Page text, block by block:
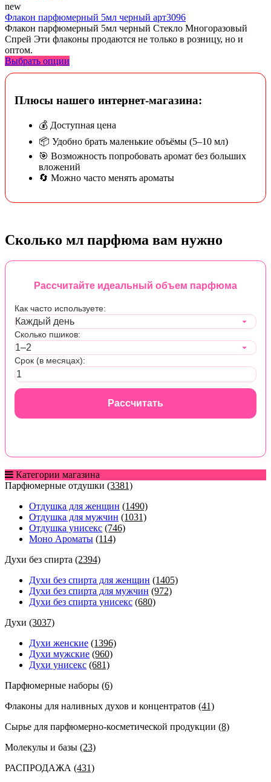
new
Флакон парфюмерный 5мл черный арт3096
Флакон парфюмерный 5мл черный Стекло Многоразовый
Спрей Эти флаконы продаются не только в розницу, но и
оптом.
Выбрать опции
Плюсы нашего интернет-магазина:
💰 Доступная цена
📦 Удобно брать маленькие объёмы (5–10 мл)
🎯 Возможность попробовать аромат без больших
вложений
🔄 Можно часто менять ароматы
Сколько мл парфюма вам нужно
Рассчитайте идеальный объем парфюма
Как часто используете:
Сколько пшиков:
Срок (в месяцах):
Рассчитать
Категории магазина
Парфюмерные отдушки (3381)
Отдушка для женщин (1490)
Отдушка для мужчин (1031)
Отдушка унисекс (746)
Моно Ароматы (114)
Духи без спирта (2394)
Духи без спирта для женщин (1405)
Духи без спирта для мужчин (972)
Духи без спирта унисекс (680)
Духи (3037)
Духи женские (1396)
Духи мужские (960)
Духи унисекс (681)
Парфюмерные наборы (6)
Флаконы для наливных духов и концентратов (41)
Сырье для парфюмерно-косметической продукции (8)
Молекулы и базы (23)
РАСПРОДАЖА (431)